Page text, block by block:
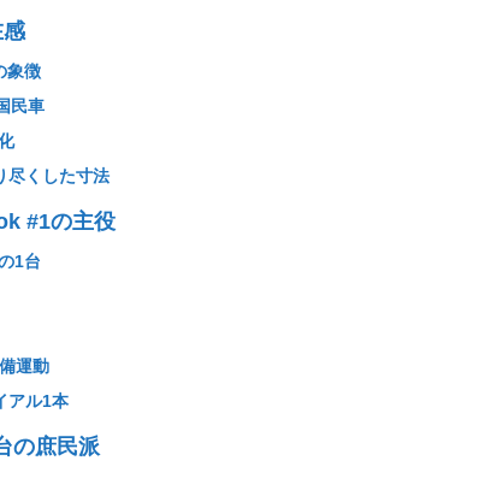
象徴
民車
尽くした寸法
#1の主役
1台
運動
アル1本
の庶民派